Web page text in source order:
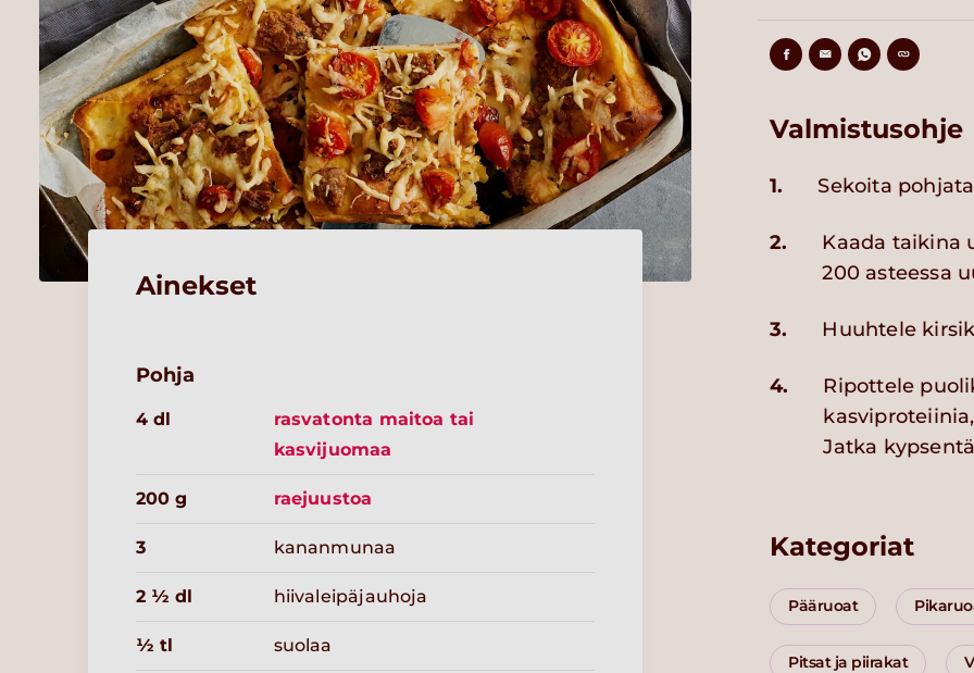
Ainekset
Pohja
4 dl
rasvatonta maitoa tai
kasvijuomaa
200 g raejuustoa
3 kananmunaa
2 ½ dl hiivaleipäjauhoja
½ tl suolaa
Valmistusohje
1. Sekoita
2.
Kaada taikina
200 asteessa
3. Huuhtele
4.
Ripottele
Jatka
Kategoriat
Pääruoat
Pitsat ja piirakat